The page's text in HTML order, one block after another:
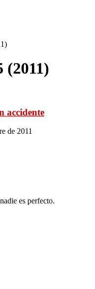
(2011)
accidente
de 2011
es perfecto.